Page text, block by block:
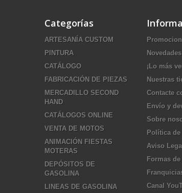
Categorías
ARTESANÍA CUSTOM
PINTURA
CATÁLOGO
FABRICACIÓN DE PIEZAS
MERCADILLO SECOND
HAND
CATÁLOGOS ONLINE
VENTA DE MOTOS
ANIMACIÓN FIESTAS
MOTERAS
DEPÓSITOS DE
GASOLINA
LINEAS DE GASOLINA
Novedades
¡Lo más
Nuestras
Contacte
Envío y
Sobre
Política
Aviso Legal
Formas
Canal